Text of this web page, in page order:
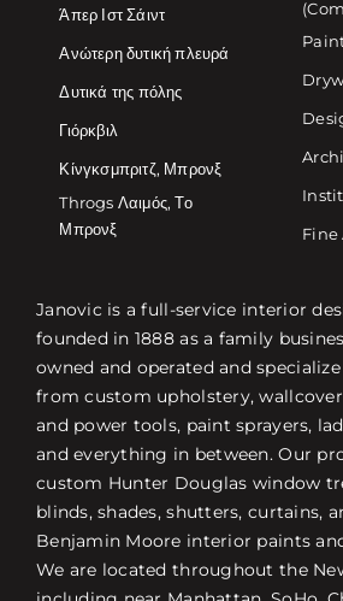
Άπερ Ιστ Σάιντ
Ανώτερη δυτική πλευρά
Δυτικά της πόλης
Γιόρκβιλ
Κίνγκσμπριτζ, Μπρονξ
Throgs Λαιμός, Το
Μπρονξ
Fine
Janovic is a full-service interior
founded in 1888 as a family
owned and operated and
from custom upholstery,
and power tools, paint sprayers,
and everything in between. Our
custom Hunter Douglas window
blinds, shades, shutters, curtains,
Benjamin Moore interior paints
We are located throughout the